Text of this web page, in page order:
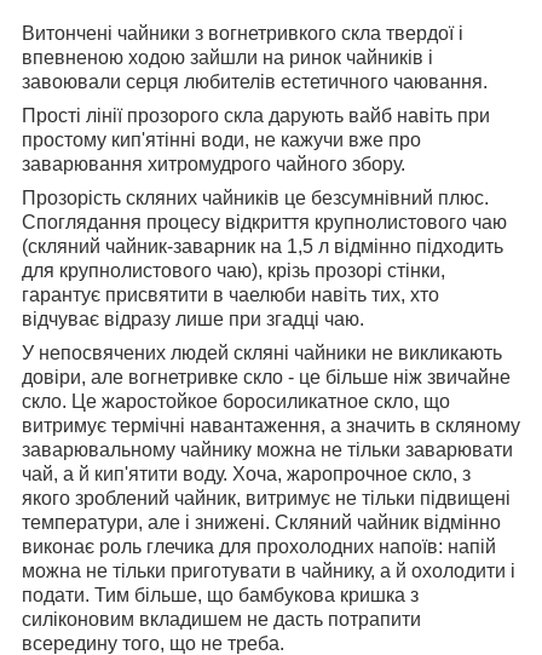
Витончені чайники з вогнетривкого скла твердої і
впевненою ходою зайшли на ринок чайників і
завоювали серця любителів естетичного чаювання.
Прості лінії прозорого скла дарують вайб навіть при
простому кип'ятінні води, не кажучи вже про
заварювання хитромудрого чайного збору.
Прозорість скляних чайників це безсумнівний плюс.
Споглядання процесу відкриття крупнолистового чаю
(скляний чайник-заварник на 1,5 л відмінно підходить
для крупнолистового чаю), крізь прозорі стінки,
гарантує присвятити в чаелюби навіть тих, хто
відчуває відразу лише при згадці чаю.
У непосвячених людей скляні чайники не викликають
довіри, але вогнетривке скло - це більше ніж звичайне
скло. Це жаростойкое боросиликатное скло, що
витримує термічні навантаження, а значить в скляному
заварювальному чайнику можна не тільки заварювати
чай, а й кип'ятити воду. Хоча, жаропрочное скло, з
якого зроблений чайник, витримує не тільки підвищені
температури, але і знижені. Скляний чайник відмінно
виконає роль глечика для прохолодних напоїв: напій
можна не тільки приготувати в чайнику, а й охолодити і
подати. Тим більше, що бамбукова кришка з
силіконовим вкладишем не дасть потрапити
всередину того, що не треба.